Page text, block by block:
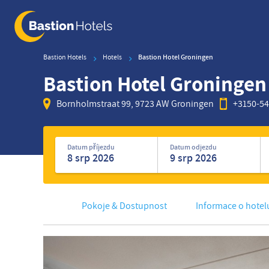
main
Bastion Hotels Hotels Bastion Hotel Groningen
Bastion Hotel Groningen
Bornholmstraat 99, 9723 AW Groningen +3150-
Hledat
hotelyDatum příjezdu Datum odjezdu
Pokoje & Dostupnost Informace o